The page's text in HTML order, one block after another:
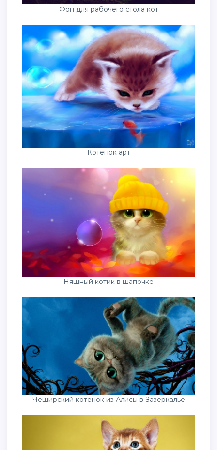
Фон для рабочего стола кот
Котенок арт
Няшный котик в шапочке
Чеширский котенок из Алисы в Зазеркалье